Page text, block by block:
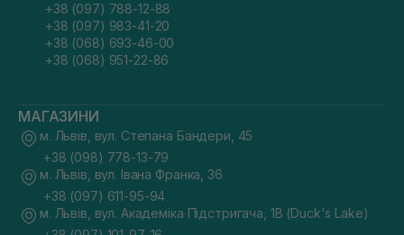
+38 (097) 788-12-88
+38 (097) 983-41-20
+38 (068) 693-46-00
+38 (068) 951-22-86
МАГАЗИНИ
м. Львів, вул. Степана Бандери, 45
+38 (098) 778-13-79
м. Львів, вул. Івана Франка, 36
+38 (097) 611-95-94
м. Львів, вул. Академіка Підстригача, 1В (Duck's Lake)